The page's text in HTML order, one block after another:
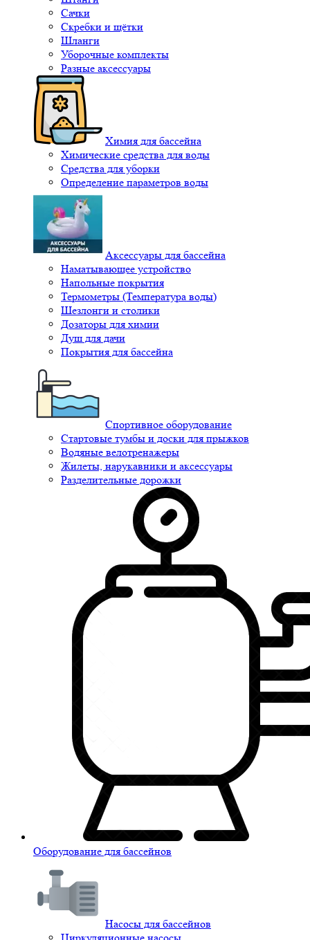
Сачки
Скребки и щётки
Шланги
Уборочные комплекты
Разные аксессуары
Химия для бассейна
Химические средства для воды
Средства для уборки
Определение параметров воды
Аксессуары для бассейна
Наматывающее устройство
Напольные покрытия
Термометры (Температура воды)
Шезлонги и столики
Дозаторы для химии
Душ для дачи
Покрытия для бассейна
Спортивное оборудование
Стартовые тумбы и доски для прыжков
Водяные велотренажеры
Жилеты, нарукавники и аксессуары
Разделительные дорожки
Оборудование для бассейнов
Насосы для бассейнов